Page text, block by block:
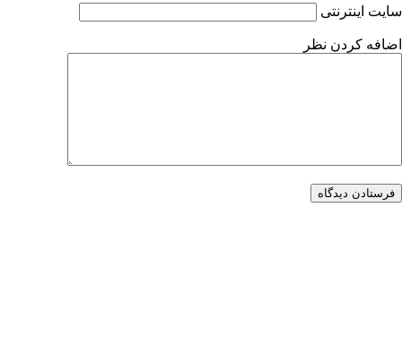
سایت اینترنتی
اضافه کردن نظر
فرستادن دیدگاه